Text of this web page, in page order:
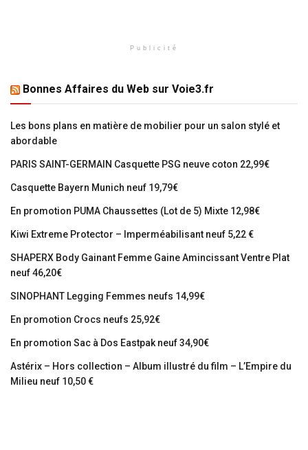
Publicité
Bonnes Affaires du Web sur Voie3.fr
Les bons plans en matière de mobilier pour un salon stylé et
abordable
PARIS SAINT-GERMAIN Casquette PSG neuve coton 22,99€
Casquette Bayern Munich neuf 19,79€
En promotion PUMA Chaussettes (Lot de 5) Mixte 12,98€
Kiwi Extreme Protector – Imperméabilisant neuf 5,22 €
SHAPERX Body Gainant Femme Gaine Amincissant Ventre Plat
neuf 46,20€
SINOPHANT Legging Femmes neufs 14,99€
En promotion Crocs neufs 25,92€
En promotion Sac à Dos Eastpak neuf 34,90€
Astérix – Hors collection – Album illustré du film – L’Empire du
Milieu neuf 10,50 €